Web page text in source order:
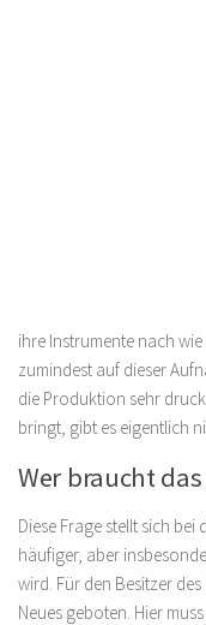
ihre Instrumente nach
zumindest auf dieser
die Produktion sehr
bringt, gibt es eigentlich
Wer braucht
Diese Frage stellt sich
häufiger, aber
wird. Für den Besitzer
Neues geboten. Hier